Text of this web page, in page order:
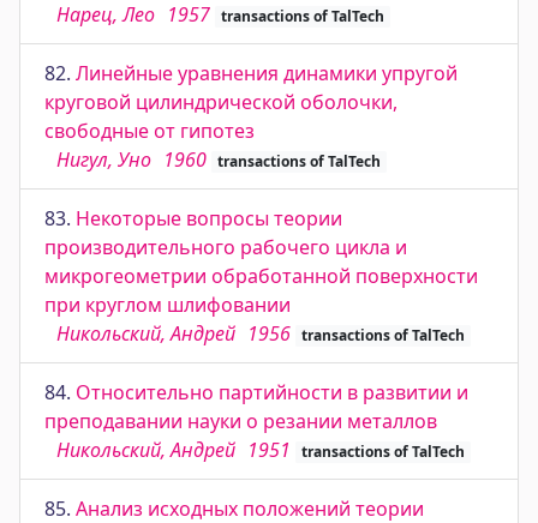
Нарец, Лео 1957 transactions of TalTech
82. Линейные уравнения динамики упругой
круговой цилиндрической оболочки,
свободные от гипотез
Нигул, Уно 1960 transactions of TalTech
83. Некоторые вопросы теории
производительного рабочего цикла и
микрогеометрии обработанной поверхности
при круглом шлифовании
Никольский, Андрей 1956 transactions of TalTech
84. Относительно партийности в развитии и
преподавании науки о резании металлов
Никольский, Андрей 1951 transactions of TalTech
85. Анализ исходных положений теории